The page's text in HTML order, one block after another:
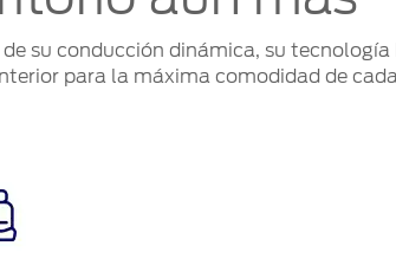
su conducción dinámica, su
para la máxima comodidad de